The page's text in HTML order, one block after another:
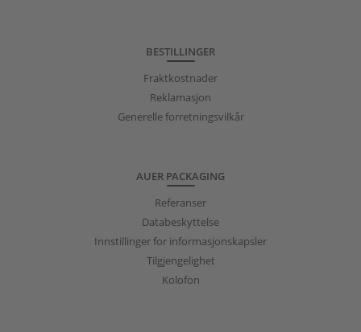
BESTILLINGER
Fraktkostnader
Reklamasjon
Generelle forretningsvilkår
AUER PACKAGING
Referanser
Databeskyttelse
Innstillinger for informasjonskapsler
Tilgjengelighet
Kolofon